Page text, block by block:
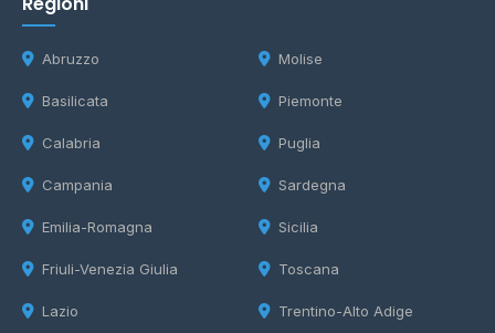
Abruzzo
Basilicata
Calabria
Campania
Emilia-Romagna
Friuli-Venezia Giulia
Lazio
Molise
Piemonte
Puglia
Sardegna
Sicilia
Toscana
Trentino-Alto Adige